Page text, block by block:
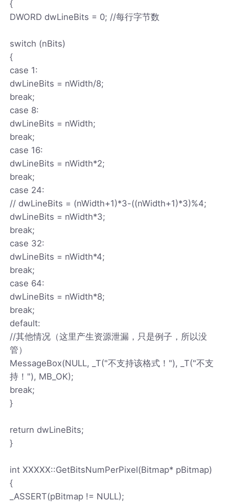
{
DWORD dwLineBits = 0; //每行字节数
switch (nBits)
{
case 1:
dwLineBits = nWidth/8;
break;
case 8:
dwLineBits = nWidth;
break;
case 16:
dwLineBits = nWidth*2;
break;
case 24:
// dwLineBits = (nWidth+1)*3-((nWidth+1)*3)%4;
dwLineBits = nWidth*3;
break;
case 32:
dwLineBits = nWidth*4;
break;
case 64:
dwLineBits = nWidth*8;
break;
default:
//其他情况（这里产生资源泄漏，只是例子，所以没
管）
MessageBox(NULL, _T("不支持该格式！"), _T("不支
持！"), MB_OK);
break;
}
return dwLineBits;
}
int XXXXX::GetBitsNumPerPixel(Bitmap* pBitmap)
{
_ASSERT(pBitmap != NULL);